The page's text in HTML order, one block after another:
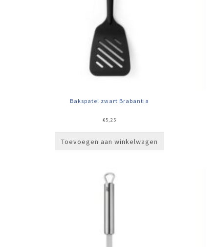
Bakspatel zwart Brabantia
€5,25
Toevoegen aan winkelwagen